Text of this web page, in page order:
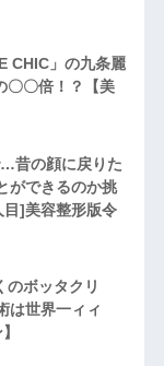
CHIC」の九条麗
〇〇倍！？【美
…昔の顔に戻りた
ができるのか挑
]美容整形版令
のボッタクリ
は世界一ィィ